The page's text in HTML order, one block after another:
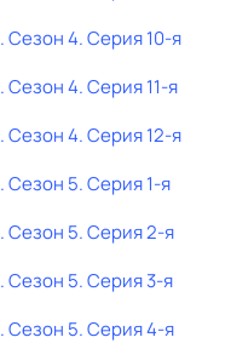
. Сезон 4. Серия 10-я
. Сезон 4. Серия 11-я
. Сезон 4. Серия 12-я
. Сезон 5. Серия 1-я
. Сезон 5. Серия 2-я
. Сезон 5. Серия 3-я
. Сезон 5. Серия 4-я